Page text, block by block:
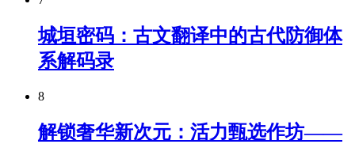
城垣密码：古文翻译中的古代防御体
系解码录
8
解锁奢华新次元：活力甄选作坊——